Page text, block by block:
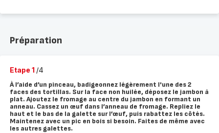
Préparation
Etape 1 /4
À l’aide d’un pinceau, badigeonnez légèrement l'une des 2
faces des tortillas. Sur la face non huilée, déposez le jambon à
plat. Ajoutez le fromage au centre du jambon en formant un
anneau. Cassez un œuf dans l’anneau de fromage. Repliez le
haut et le bas de la galette sur l’œuf, puis rabattez les côtés.
Maintenez avec un pic en bois si besoin. Faites de même avec
les autres galettes.